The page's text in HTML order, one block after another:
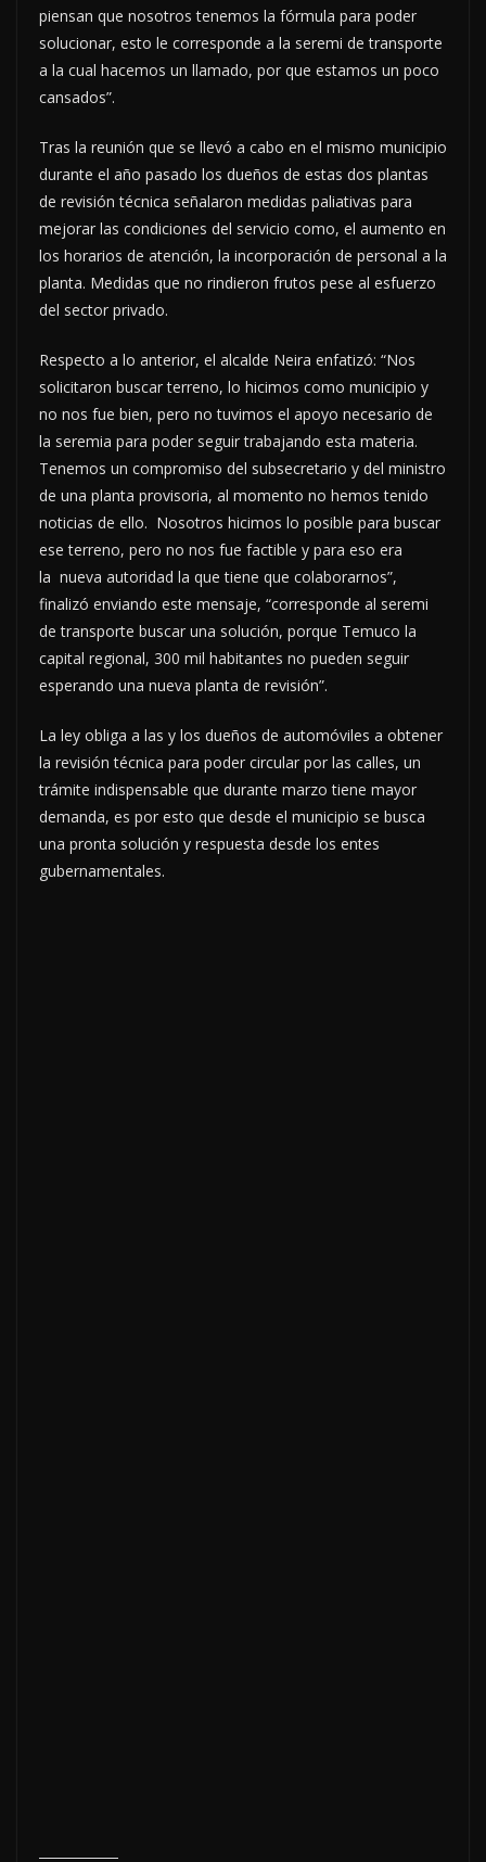
piensan que nosotros tenemos la fórmula para poder
solucionar, esto le corresponde a la seremi de transporte
a la cual hacemos un llamado, por que estamos un poco
cansados”.
Tras la reunión que se llevó a cabo en el mismo municipio
durante el año pasado los dueños de estas dos plantas
de revisión técnica señalaron medidas paliativas para
mejorar las condiciones del servicio como, el aumento en
los horarios de atención, la incorporación de personal a la
planta. Medidas que no rindieron frutos pese al esfuerzo
del sector privado.
Respecto a lo anterior, el alcalde Neira enfatizó: “Nos
solicitaron buscar terreno, lo hicimos como municipio y
no nos fue bien, pero no tuvimos el apoyo necesario de
la seremia para poder seguir trabajando esta materia.
Tenemos un compromiso del subsecretario y del ministro
de una planta provisoria, al momento no hemos tenido
noticias de ello. Nosotros hicimos lo posible para buscar
ese terreno, pero no nos fue factible y para eso era
la nueva autoridad la que tiene que colaborarnos”,
finalizó enviando este mensaje, “corresponde al seremi
de transporte buscar una solución, porque Temuco la
capital regional, 300 mil habitantes no pueden seguir
esperando una nueva planta de revisión”.
La ley obliga a las y los dueños de automóviles a obtener
la revisión técnica para poder circular por las calles, un
trámite indispensable que durante marzo tiene mayor
demanda, es por esto que desde el municipio se busca
una pronta solución y respuesta desde los entes
gubernamentales.